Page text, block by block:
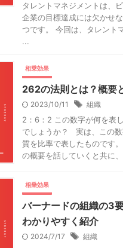
タレントマネジメントは、
企業の目標達成には欠かせ
つです。 今回は、タレント
...
相乗効果
262の法則とは？概要
2023/10/11 組織
2：6：2 この数字が何を表
でしょうか？ 実は、この
質を比率で表したものです
の概要を話していくと共に
相乗効果
バーナードの組織の3
わかりやすく紹介
2024/7/17 組織